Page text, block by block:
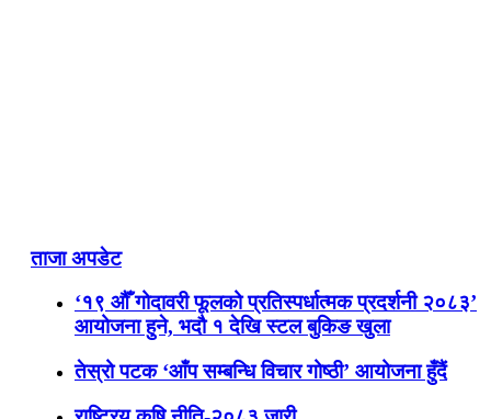
ताजा अपडेट
‘१९ औँ गोदावरी फूलको प्रतिस्पर्धात्मक प्रदर्शनी २०८३’
आयोजना हुने, भदौ १ देखि स्टल बुकिङ खुला
तेस्रो पटक ‘आँप सम्बन्धि विचार गोष्ठी’ आयोजना हुँदैं